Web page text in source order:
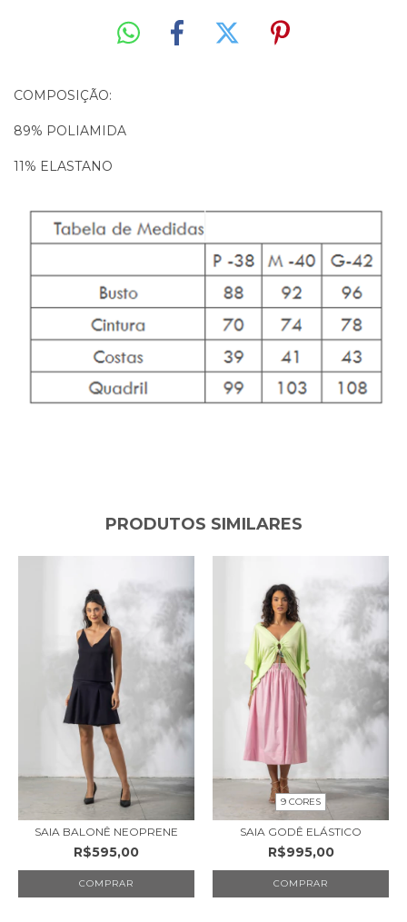
COMPOSIÇÃO:
89% POLIAMIDA
11% ELASTANO
PRODUTOS SIMILARES
SAIA BALONÊ NEOPRENE
R$595,00
COMPRAR
9 CORES
SAIA GODÊ ELÁSTICO
R$995,00
COMPRAR